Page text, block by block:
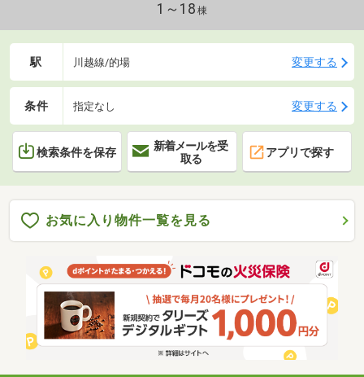
1～18 棟
駅 川越線/的場 変更する
条件 指定なし 変更する
検索条件を保存
新着メールを受
取る
アプリで探す
お気に入り物件一覧を見る